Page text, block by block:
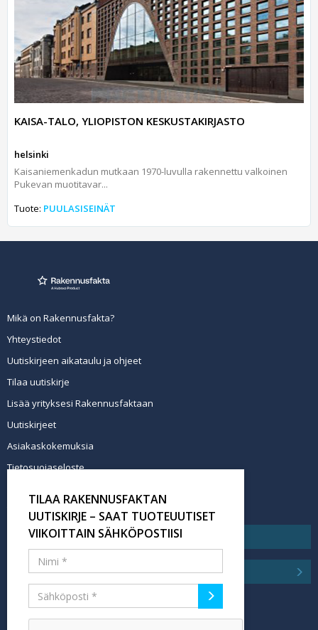
KAISA-TALO, YLIOPISTON KESKUSTAKIRJASTO
helsinki
Kaisaniemenkadun mutkaan 1970-luvulla rakennettu valkoinen
Pukevan muotitavar...
Tuote: PUULASISEINÄT
Mikä on Rakennusfakta?
Yhteystiedot
Uutiskirjeen aikataulu ja ohjeet
Tilaa uutiskirje
Lisää yrityksesi Rakennusfaktaan
Uutiskirjeet
Asiakaskokemuksia
Tietosuojaseloste
Tilaa uutiskirje
TILAA RAKENNUSFAKTAN
UUTISKIRJE – SAAT TUOTEUUTISET
VIIKOITTAIN SÄHKÖPOSTIISI